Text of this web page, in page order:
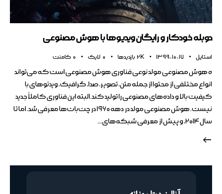
دوبله خودکار و رایگان ویدیوها با هوش مصنوعی
استایل 1399-10-17
2K بازدیدها 0 لایک 0 کامنت
ه هوش مصنوعی مولد نوعی فناوری هوش مصنوعی است که می‌تواند
انواع مختلفی از محتوا از جمله متن، تصویر، صدا، گرافیک، ویدئوهای با
کیفیت بالا و داده‌های مصنوعی را تولید کند.البته این فناوری کاملاً جدید
نیست. هوش مصنوعی مولد در دهه ۱۹۶۰ در چت‌بات‌ها معرفی شد. اما تا
سال ۲۰۱۴، و پیش از معرفی شبکه‌های…